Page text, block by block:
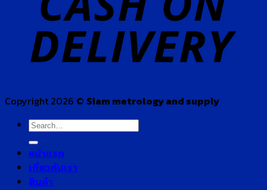
Copyright 2026 © Siam metrology and supply
Search
for:
หน้าแรก
เกี่ยวกับเรา
สินค้า